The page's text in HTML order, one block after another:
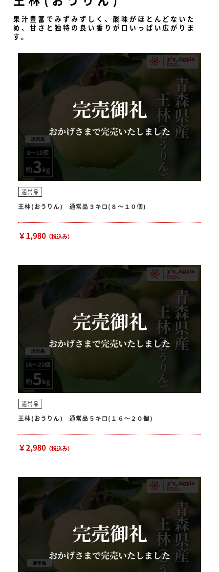
果汁豊富でみずみずしく、酸味がほとんどないた
め、甘さと独特の良い香りが口いっぱい広がりま
す。
通常品
王林(おうりん) 通常品３キロ(８〜１０個)
￥1,980 （税込み）
通常品
王林(おうりん) 通常品５キロ(１６〜２０個)
￥2,980 （税込み）